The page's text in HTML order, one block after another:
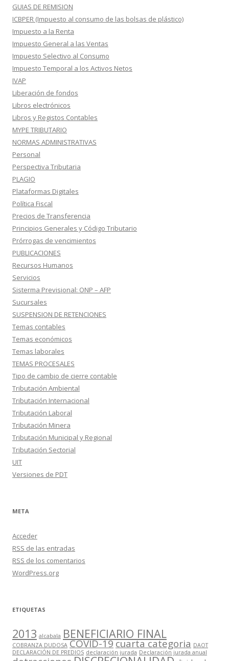
GUIAS DE REMISION
ICBPER (Impuesto al consumo de las bolsas de plástico)
Impuesto a la Renta
Impuesto General a las Ventas
Impuesto Selectivo al Consumo
Impuesto Temporal a los Activos Netos
IVAP
Liberación de fondos
Libros electrónicos
Libros y Registos Contables
MYPE TRIBUTARIO
NORMAS ADMINISTRATIVAS
Personal
Perspectiva Tributaria
PLAGIO
Plataformas Digitales
Política Fiscal
Precios de Transferencia
Principios Generales y Código Tributario
Prórrogas de vencimientos
PUBLICACIONES
Recursos Humanos
Servicios
Sisterma Previsional: ONP – AFP
Sucursales
SUSPENSION DE RETENCIONES
Temas contables
Temas económicos
Temas laborales
TEMAS PROCESALES
Tipo de cambio de cierre contable
Tributación Ambiental
Tributación Internacional
Tributación Laboral
Tributación Minera
Tributación Municipal y Regional
Tributación Sectorial
UIT
Versiones de PDT
META
Acceder
RSS de las entradas
RSS de los comentarios
WordPress.org
ETIQUETAS
2013 alcabala BENEFICIARIO FINAL
COBRANZA DUDOSA COVID-19cuarta categoria DAOT
DECLARACIÓN DE PREDIOS declaración jurada Declaración jurada anual